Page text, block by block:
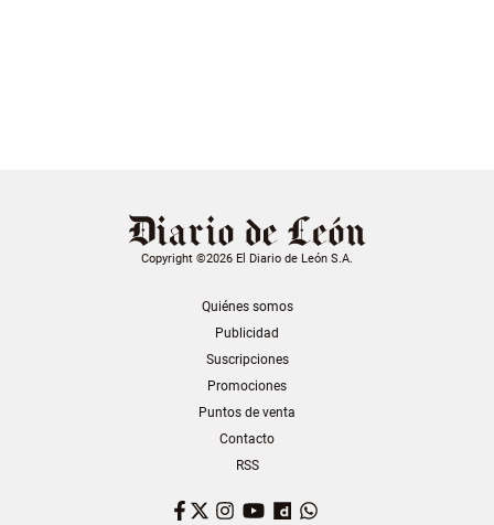
Copyright ©2026 El Diario de León S.A.
Quiénes somos
Publicidad
Suscripciones
Promociones
Puntos de venta
Contacto
RSS
Facebook
TwitterInstagram
YouTubeDailymotion